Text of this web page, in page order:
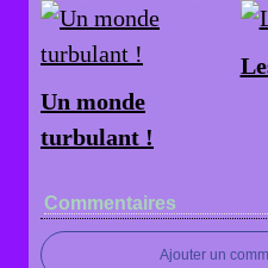
Un monde
turbulant !
Commentaires
Ajouter un